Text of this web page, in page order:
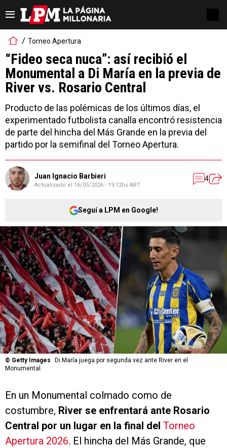
Torneo Apertura
“Fideo seca nuca”: así recibió el
Monumental a Di María en la previa de
River vs. Rosario Central
Producto de las polémicas de los últimos días, el
experimentado futbolista canalla encontró resistencia
de parte del hincha del Más Grande en la previa del
partido por la semifinal del Torneo Apertura.
Juan Ignacio Barbieri
Actualizado el 16/05/2026 - 19:12hs ART
4
Seguí a LPM en Google!
© Getty Images
Di María juega por segunda vez ante River en el
Monumental.
En un Monumental colmado como de
costumbre, River se enfrentará ante Rosario
Central por un lugar en la final del Torneo
Apertura 2026. El hincha del Más Grande, que